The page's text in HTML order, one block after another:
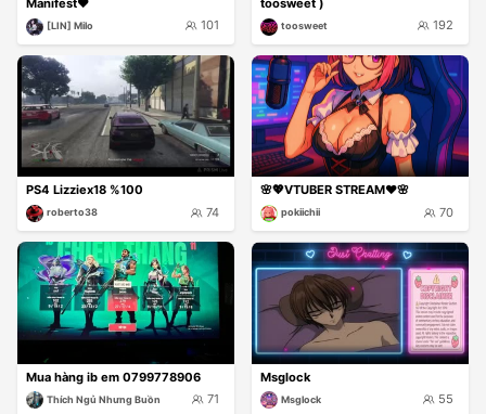
Manifest❤️
[LIN] Milo 101
toosweet )
toosweet 192
PS4 Lizziex18 %100
roberto38 74
🌸💖VTUBER STREAM❤️🌸
pokiichii 70
Mua hàng ib em 0799778906
Thích Ngủ Nhưng Buồn 71
Msglock
Msglock 55